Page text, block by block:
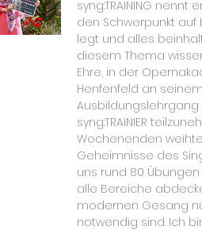
syng:TRAINING
den Schwerpunkt auf
legt und alles
diesem Thema
Ehre, in der
Henfenfeld an
Ausbildungslehrgang
syng:TRAINIER
Wochenenden
Geheimnisse des
uns rund 80
alle Bereiche
modernen Gesang
notwendig sind. Ich